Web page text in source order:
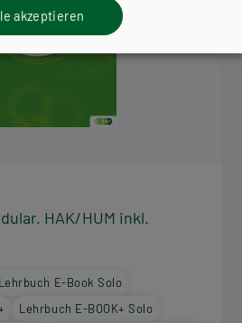
HAK/HUM inkl.
Lehrbuch E-Book Solo
Lehrbuch E-BOOK+ Solo
akzeptieren